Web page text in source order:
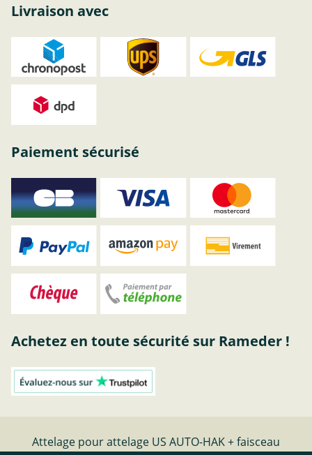
Livraison avec
Paiement sécurisé
Achetez en toute sécurité sur Rameder !
Attelage pour attelage US AUTO-HAK + faisceau